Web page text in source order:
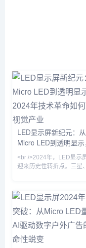
LED显示屏新纪元：从
Micro LED到透明显示
2024年技术革命如何
视觉产业
<br />2024年，LED显示
迎来历史性转折点。三星、
关键节点，而苹果手表率
Micro LED面板的消息更
产业链沸腾。据《华尔街
获得的供应链数据，Micro
芯片成本在过去12个月中
了42%，远超行业年初预